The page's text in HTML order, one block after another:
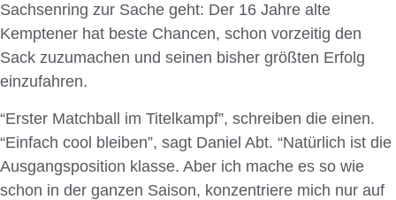
Sachsenring zur Sache geht: Der 16 Jahre alte
Kemptener hat beste Chancen, schon vorzeitig den
Sack zuzumachen und seinen bisher größten Erfolg
einzufahren.
“Erster Matchball im Titelkampf”, schreiben die einen.
“Einfach cool bleiben”, sagt Daniel Abt. “Natürlich ist die
Ausgangsposition klasse. Aber ich mache es so wie
schon in der ganzen Saison, konzentriere mich nur auf